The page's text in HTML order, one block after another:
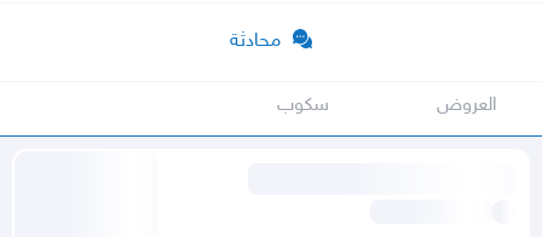
محادثة
العروض سكوب